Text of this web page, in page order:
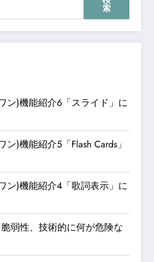
索
ン)機能紹介6「スライド」に
ン)機能紹介5「Flash Cards」
ン)機能紹介4「歌詞表示」に
弱性、技術的に何が危険な